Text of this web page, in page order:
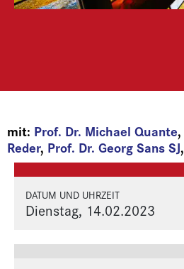
mit: Prof. Dr. Michael Quante,
Reder, Prof. Dr. Georg Sans SJ,
DATUM UND UHRZEIT
Dienstag, 14.02.2023